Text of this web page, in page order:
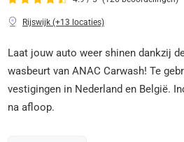
Rijswijk (+13 locaties)
Laat jouw auto weer shinen dankzij
wasbeurt van ANAC Carwash! Te
vestigingen in Nederland en België.
na afloop.